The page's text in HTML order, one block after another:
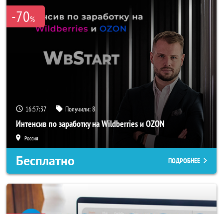
-70%
16:57:34 Получили:8
Интенсив по заработку на Wildberries и OZON
Россия
Бесплатно ПОДРОБНЕЕ